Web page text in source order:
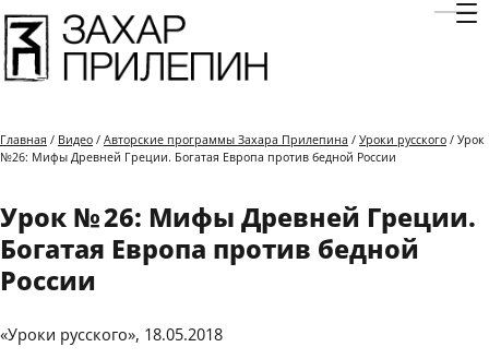
Главная / Видео / Авторские программы Захара Прилепина / Уроки русского / Урок
№26: Мифы Древней Греции. Богатая Европа против бедной России
Урок № 26: Мифы Древней Греции.
Богатая Европа против бедной
России
«Уроки русского», 18.05.2018